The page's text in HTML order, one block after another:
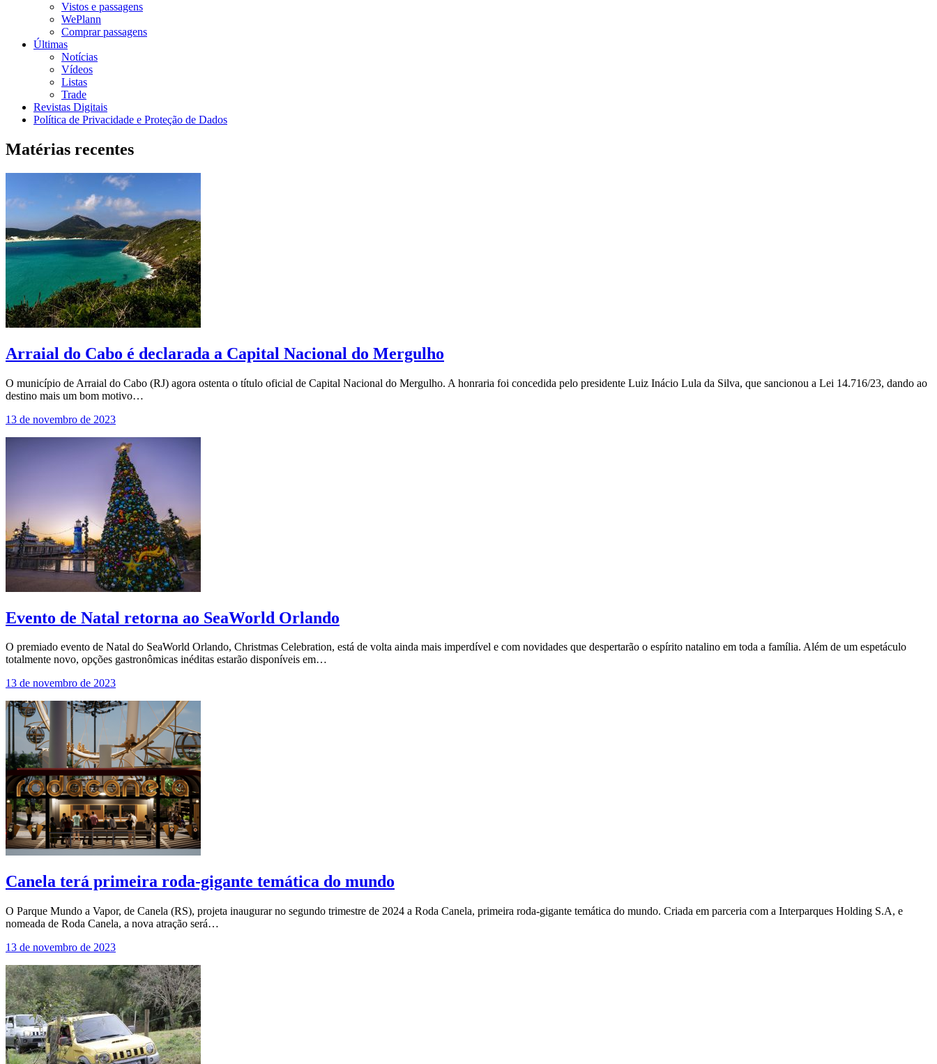
Vistos e passagens
WePlann
Comprar passagens
Últimas
Notícias
Vídeos
Listas
Trade
Revistas Digitais
Política de Privacidade e Proteção de Dados
Matérias recentes
Arraial do Cabo é declarada a Capital Nacional do Mergulho
O município de Arraial do Cabo (RJ) agora ostenta o título oficial de Capital Nacional do Mergulho. A honraria foi concedida pelo presidente Luiz Inácio Lula da Silva, que sancionou a Lei 14.716/23, dando ao
destino mais um bom motivo…
13 de novembro de 2023
Evento de Natal retorna ao SeaWorld Orlando
O premiado evento de Natal do SeaWorld Orlando, Christmas Celebration, está de volta ainda mais imperdível e com novidades que despertarão o espírito natalino em toda a família. Além de um espetáculo
totalmente novo, opções gastronômicas inéditas estarão disponíveis em…
13 de novembro de 2023
Canela terá primeira roda-gigante temática do mundo
O Parque Mundo a Vapor, de Canela (RS), projeta inaugurar no segundo trimestre de 2024 a Roda Canela, primeira roda-gigante temática do mundo. Criada em parceria com a Interparques Holding S.A, e
nomeada de Roda Canela, a nova atração será…
13 de novembro de 2023